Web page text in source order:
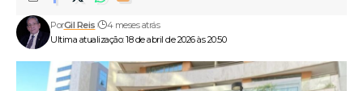
Ultima atualização: 18 de abril de 2026 às 20:50
PorGil Reis 4 meses atrás